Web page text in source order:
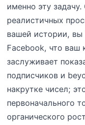
именно эту
реалистичных
вашей истории, вы
Facebook, что ваш
заслуживает
подписчиков и
накрутке чисел;
первоначального
органического